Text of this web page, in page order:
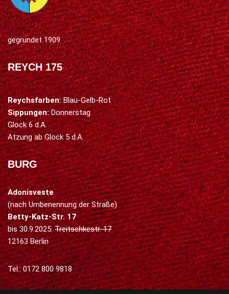
gegründet 1909
REYCH 175
Reychsfarben:Blau-Gelb-Rot
Sippungen:Donnerstag
Glock 6 d.A.
Atzung ab Glock 5 d.A.
BURG
Adonisveste
(nach Umbenennung der Straße)
Betty-Katz-Str. 17
bis 30.9.2025:Treitschkestr. 17
12163 Berlin
Tel.: 0172 800 9818